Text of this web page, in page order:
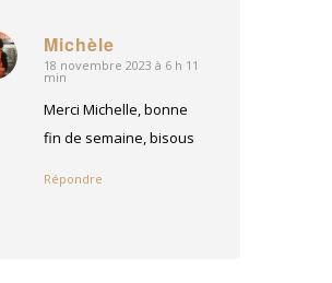
Michèle
dit
18 novembre 2023 à 6 h 11
min
Merci Michelle, bonne
fin de semaine, bisous
Répondre